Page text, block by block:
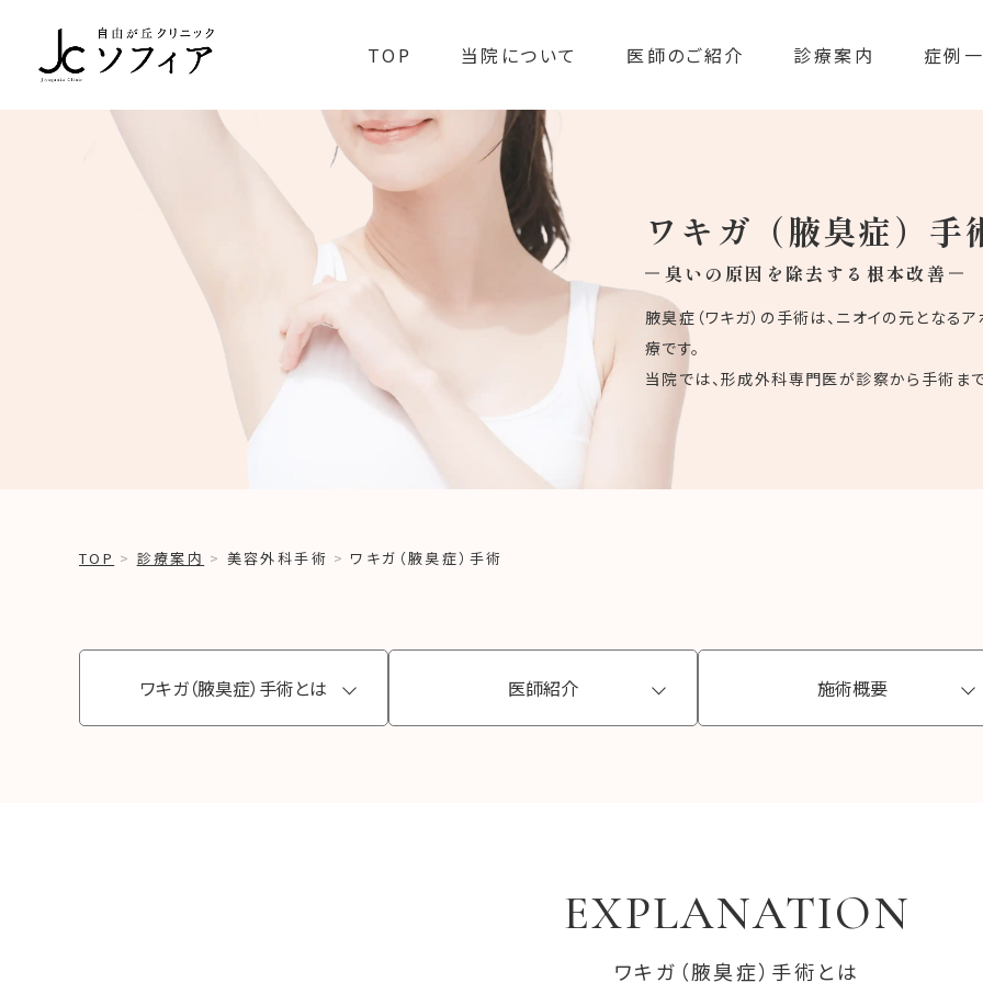
TOP 当院について 医師のご紹介 診療案内 症例
ワキガ（腋臭症）手
臭いの原因を除去する根本改善
腋臭症（ワキガ）の手術は、ニオイの元となる
療です。
当院では、形成外科専門医が診察から手術ま
TOP 診療案内 美容外科手術 ワキガ（腋臭症）手術
ワキガ（腋臭症）手術とは 医師紹介 施術概要
EXPLANATION
ワキガ（腋臭症）手術とは